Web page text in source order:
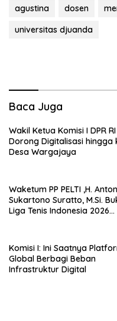
agustina dosen
universitas djuanda
Baca Juga
Wakil Ketua Komisi I DPR RI
Dorong Digitalisasi hingga
Desa Wargajaya
Waketum PP PELTI ,H. Anton
Sukartono Suratto, M.Si.
Liga Tenis Indonesia 2026
Komisi I: Ini Saatnya
Global Berbagi Beban
Infrastruktur Digital